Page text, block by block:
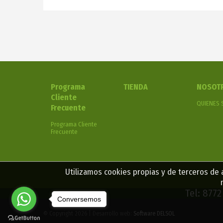
Programa
Cliente
Frecuente
Programa Cliente
Frecuente
TIENDA
QUIENES
Tel:
Software DELSOL
Utilizamos cookies propias y de terceros de
Conversemos